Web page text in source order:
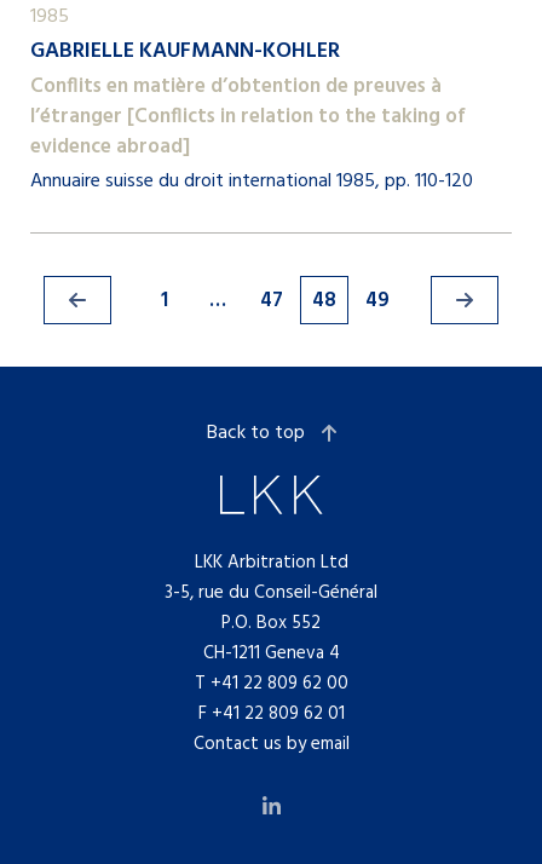
1985
GABRIELLE KAUFMANN-KOHLER
Conflits en matière d’obtention de preuves à
l’étranger [Conflicts in relation to the taking of
evidence abroad]
Annuaire suisse du droit international 1985, pp. 110-120
1 … 47 48 49
LKK Arbitration Ltd
3-5, rue du Conseil-Général
P.O. Box 552
CH-1211 Geneva 4
T +41 22 809 62 00
F +41 22 809 62 01
Contact us by email
Back to top